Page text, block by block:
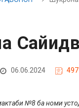
06.06.2024 497
№8 ба номи